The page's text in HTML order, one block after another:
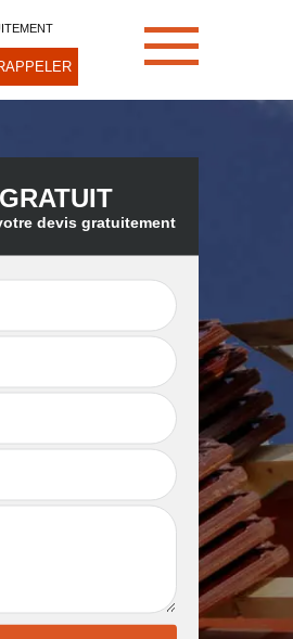
de
Couvreur zingueur
21
devis gratuitement